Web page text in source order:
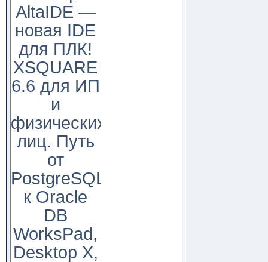
AltaIDE —
новая IDE
для ПЛК!
XSQUARE
6.6 для ИП
и
физических
лиц. Путь
от
PostgreSQL
к Oracle
DB
WorksPad,
Desktop X,